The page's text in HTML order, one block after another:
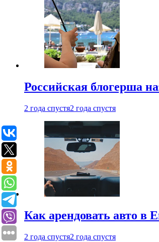
Российская блогерша
2 года спустя2 года спустя
Как арендовать авто в
2 года спустя2 года спустя